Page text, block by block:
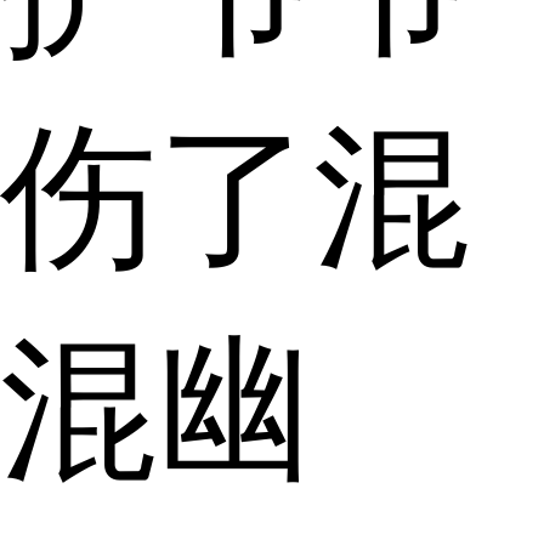
伤了混
混幽